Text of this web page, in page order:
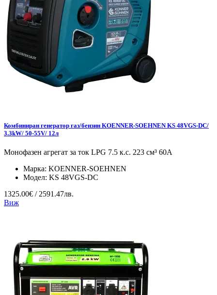
Комбиниран генератор газ/бензин KOENNER-SOEHNEN KS 48VGS-DC/
3.3kW/ 50-55V/ 12л
Монофазен агрегат за ток LPG 7.5 к.с. 223 см³ 60А
Марка: KOENNER-SOEHNEN
Модел: KS 48VGS-DC
1325.00€ / 2591.47лв.
Виж